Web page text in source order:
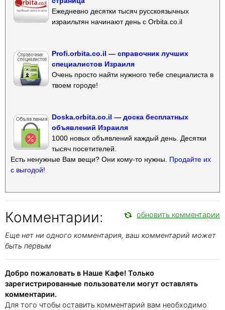
Ежедневно десятки тысяч русскоязычных
израильтян начинают день с Orbita.co.il
Profi.orbita.co.il — справочник лучших
специалистов Израиля
Очень просто найти нужного тебе специалиста в
твоем городе!
Doska.orbita.co.il — доска бесплатных
объявлений Израиля
1000 новых объявлений каждый день. Десятки
тысяч посетителей.
Есть ненужные Вам вещи? Они кому-то нужны. Продайте их
с выгодой!
Комментарии: обновить комментарии
Еще нет ни одного комментария, ваш комментарий может
быть первым
Добро пожаловать в Наше Кафе! Только
зарегистрированные пользователи могут оставлять
комментарии.
Для того чтобы оставить комментарий вам необходимо